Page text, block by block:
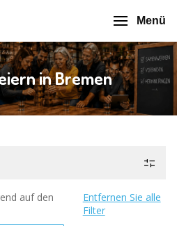
Menü
in Bremen
auf den
Entfernen Sie alle
Filter